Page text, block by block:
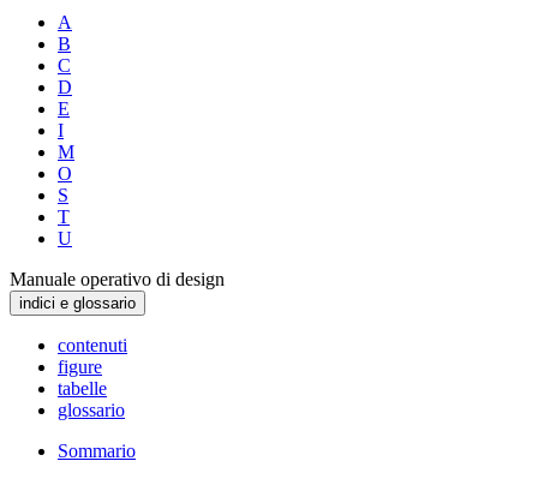
A
B
C
D
E
I
M
O
S
T
U
Manuale operativo di design
indici e glossario
contenuti
figure
tabelle
glossario
Sommario